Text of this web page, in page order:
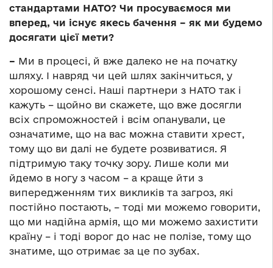
стандартами НАТО? Чи просуваємося ми
вперед, чи існує якесь бачення – як ми будемо
досягати цієї мети?
– Ми в процесі, й вже далеко не на початку
шляху. І навряд чи цей шлях закінчиться, у
хорошому сенсі. Наші партнери з НАТО так і
кажуть – щойно ви скажете, що вже досягли
всіх спроможностей і всім опанували, це
означатиме, що на вас можна ставити хрест,
тому що ви далі не будете розвиватися. Я
підтримую таку точку зору. Лише коли ми
йдемо в ногу з часом – а краще йти з
випередженням тих викликів та загроз, які
постійно постають, – тоді ми можемо говорити,
що ми надійна армія, що ми можемо захистити
країну – і тоді ворог до нас не полізе, тому що
знатиме, що отримає за це по зубах.